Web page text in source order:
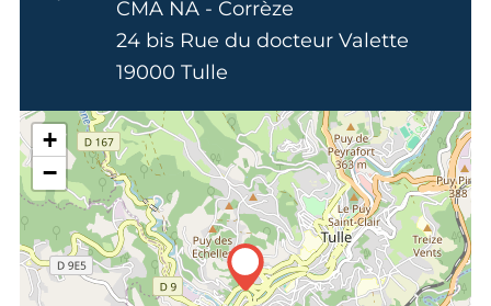
CMA NA - Corrèze
24 bis Rue du docteur Valette
19000 Tulle
+
−